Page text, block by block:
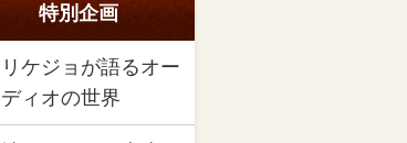
特別企画
リケジョが語るオー
ディオの世界